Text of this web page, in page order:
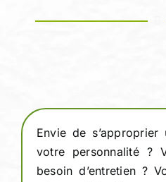
Envie de
votre personnalité ?
besoin d’entretien ?